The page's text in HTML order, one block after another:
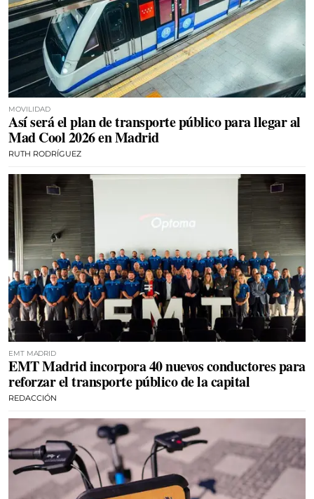
MOVILIDAD
Así será el plan de transporte público para llegar al
Mad Cool 2026 en Madrid
RUTH RODRÍGUEZ
EMT MADRID
EMT Madrid incorpora 40 nuevos conductores para
reforzar el transporte público de la capital
REDACCIÓN